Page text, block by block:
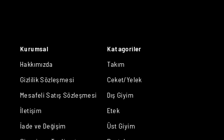
Kurumsal
Hakkımızda
Gizlilik Sözleşmesi
Mesafeli Satış Sözleşmesi
İletişim
İade ve Değişim
Katagoriler
Takım
Ceket/Yelek
Dış Giyim
Etek
Üst Giyim